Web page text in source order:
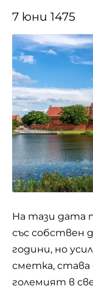
7 юни 1475
На тази дата
със собствен
години, но
сметка, става
големият в